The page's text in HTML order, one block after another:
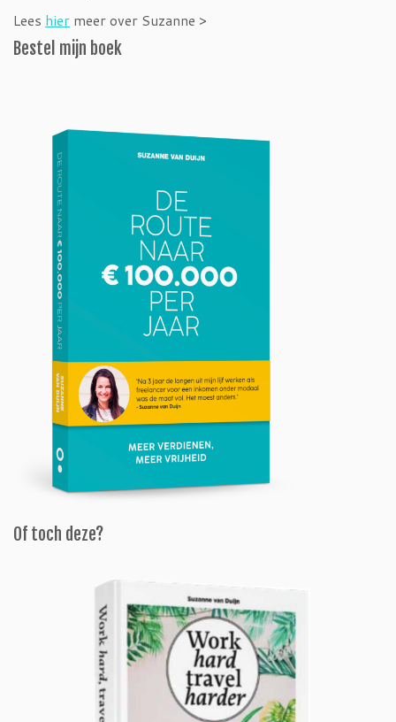
Lees hier meer over Suzanne >
Bestel mijn boek
Of toch deze?